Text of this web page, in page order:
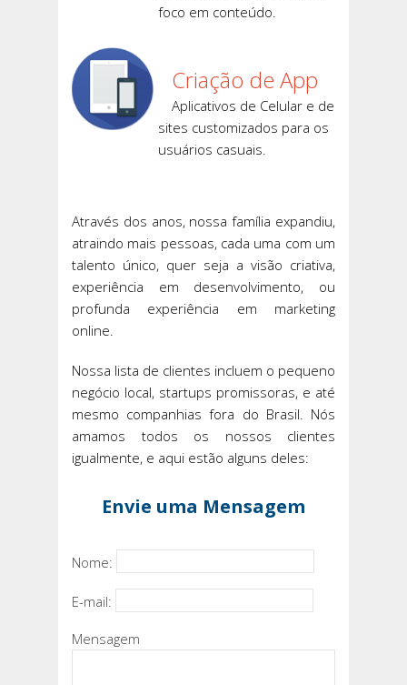
foco em conteúdo.
Criação de App
Aplicativos de Celular e de
sites customizados para os
usuários casuais.
Através dos anos, nossa família expandiu,
atraindo mais pessoas, cada uma com um
talento único, quer seja a visão criativa,
experiência em desenvolvimento, ou
profunda experiência em marketing
online.
Nossa lista de clientes incluem o pequeno
negócio local, startups promissoras, e até
mesmo companhias fora do Brasil. Nós
amamos todos os nossos clientes
igualmente, e aqui estão alguns deles:
Envie uma Mensagem
Nome:
E-mail:
Mensagem